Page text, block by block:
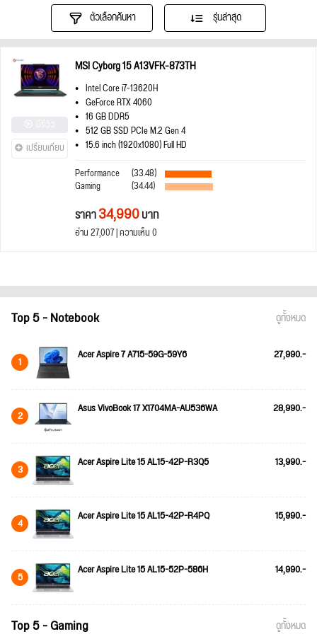
ตัวเลือกค้นหา รุ่นล่าสุด
เปรียบเทียบ
MSI Cyborg 15 A13VFK-873TH
Intel Core i7-13620H
GeForce RTX 4060
16 GB DDR5
512 GB SSD PCIe M.2 Gen 4
15.6 inch (1920x1080) Full HD
Performance
(33.48)
Gaming (34.44)
ราคา34,990บาท
อ่าน 27,007 | ความเห็น 0
Top 5 - Notebook ดูทั้งหมด
1 Acer Aspire 7 A715-59G-59Y6 27,990.-
2 Asus VivoBook 17 X1704MA-AU536WA 28,990.-
3 Acer Aspire Lite 15 AL15-42P-R3Q5 13,990.-
4 Acer Aspire Lite 15 AL15-42P-R4PQ 15,990.-
5 Acer Aspire Lite 15 AL15-52P-586H 14,990.-
Top 5 - Gaming ดูทั้งหมด